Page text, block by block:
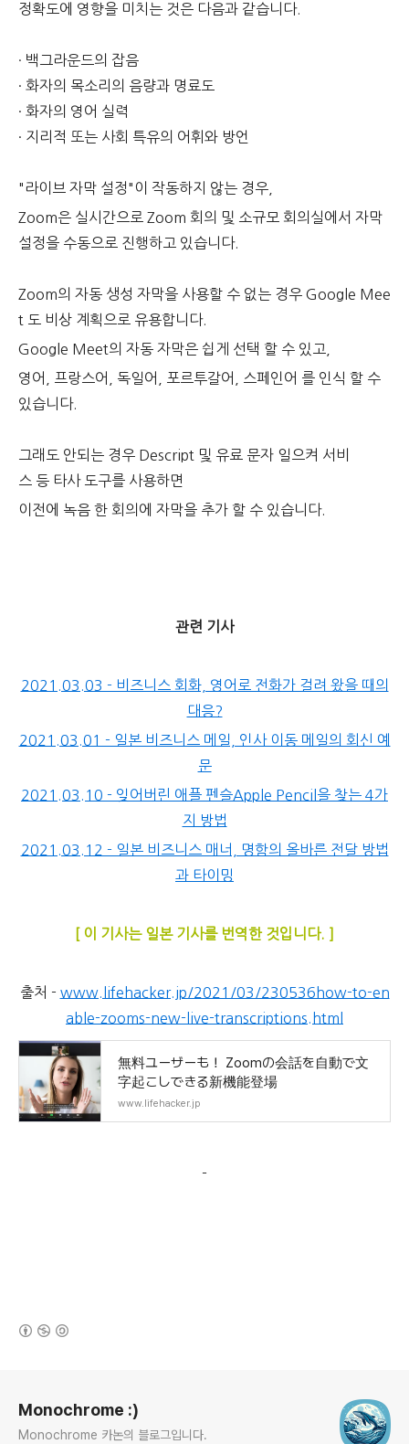
정확도에 영향을 미치는 것은 다음과 같습니다.
· 백그라운드의 잡음
· 화자의 목소리의 음량과 명료도
· 화자의 영어 실력
· 지리적 또는 사회 특유의 어휘와 방언
"라이브 자막 설정"이 작동하지 않는 경우,
Zoom은 실시간으로 Zoom 회의 및 소규모 회의실에서 자막
설정을 수동으로 진행하고 있습니다.
Zoom의 자동 생성 자막을 사용할 수 없는 경우 Google Mee
t 도 비상 계획으로 유용합니다.
Google Meet의 자동 자막은 쉽게 선택 할 수 있고,
영어, 프랑스어, 독일어, 포르투갈어, 스페인어 를 인식 할 수
있습니다.
그래도 안되는 경우 Descript 및 유료 문자 일으켜 서비
스 등 타사 도구를 사용하면
이전에 녹음 한 회의에 자막을 추가 할 수 있습니다.
관련 기사
2021.03.03 - 비즈니스 회화, 영어로 전화가 걸려 왔을 때의
대응?
2021.03.01 - 일본 비즈니스 메일, 인사 이동 메일의 회신 예
문
2021.03.10 - 잊어버린 애플 펜슬Apple Pencil을 찾는 4가
지 방법
2021.03.12 - 일본 비즈니스 매너, 명함의 올바른 전달 방법
과 타이밍
[ 이 기사는 일본 기사를 번역한 것입니다. ]
출처 - www.lifehacker.jp/2021/03/230536how-to-en
able-zooms-new-live-transcriptions.html
無料ユーザーも！ Zoomの会話を自動で文
字起こしできる新機能登場
www.lifehacker.jp
-
Monochrome :)
Monochrome 카논의 블로그입니다.